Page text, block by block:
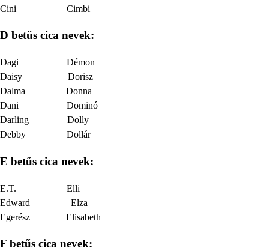
Cini Cimbi
D betűs cica nevek:
Dagi Démon
Daisy Dorisz
Dalma Donna
Dani Dominó
Darling Dolly
Debby Dollár
E betűs cica nevek:
E.T. Elli
Edward Elza
Egerész Elisabeth
F betűs cica nevek: